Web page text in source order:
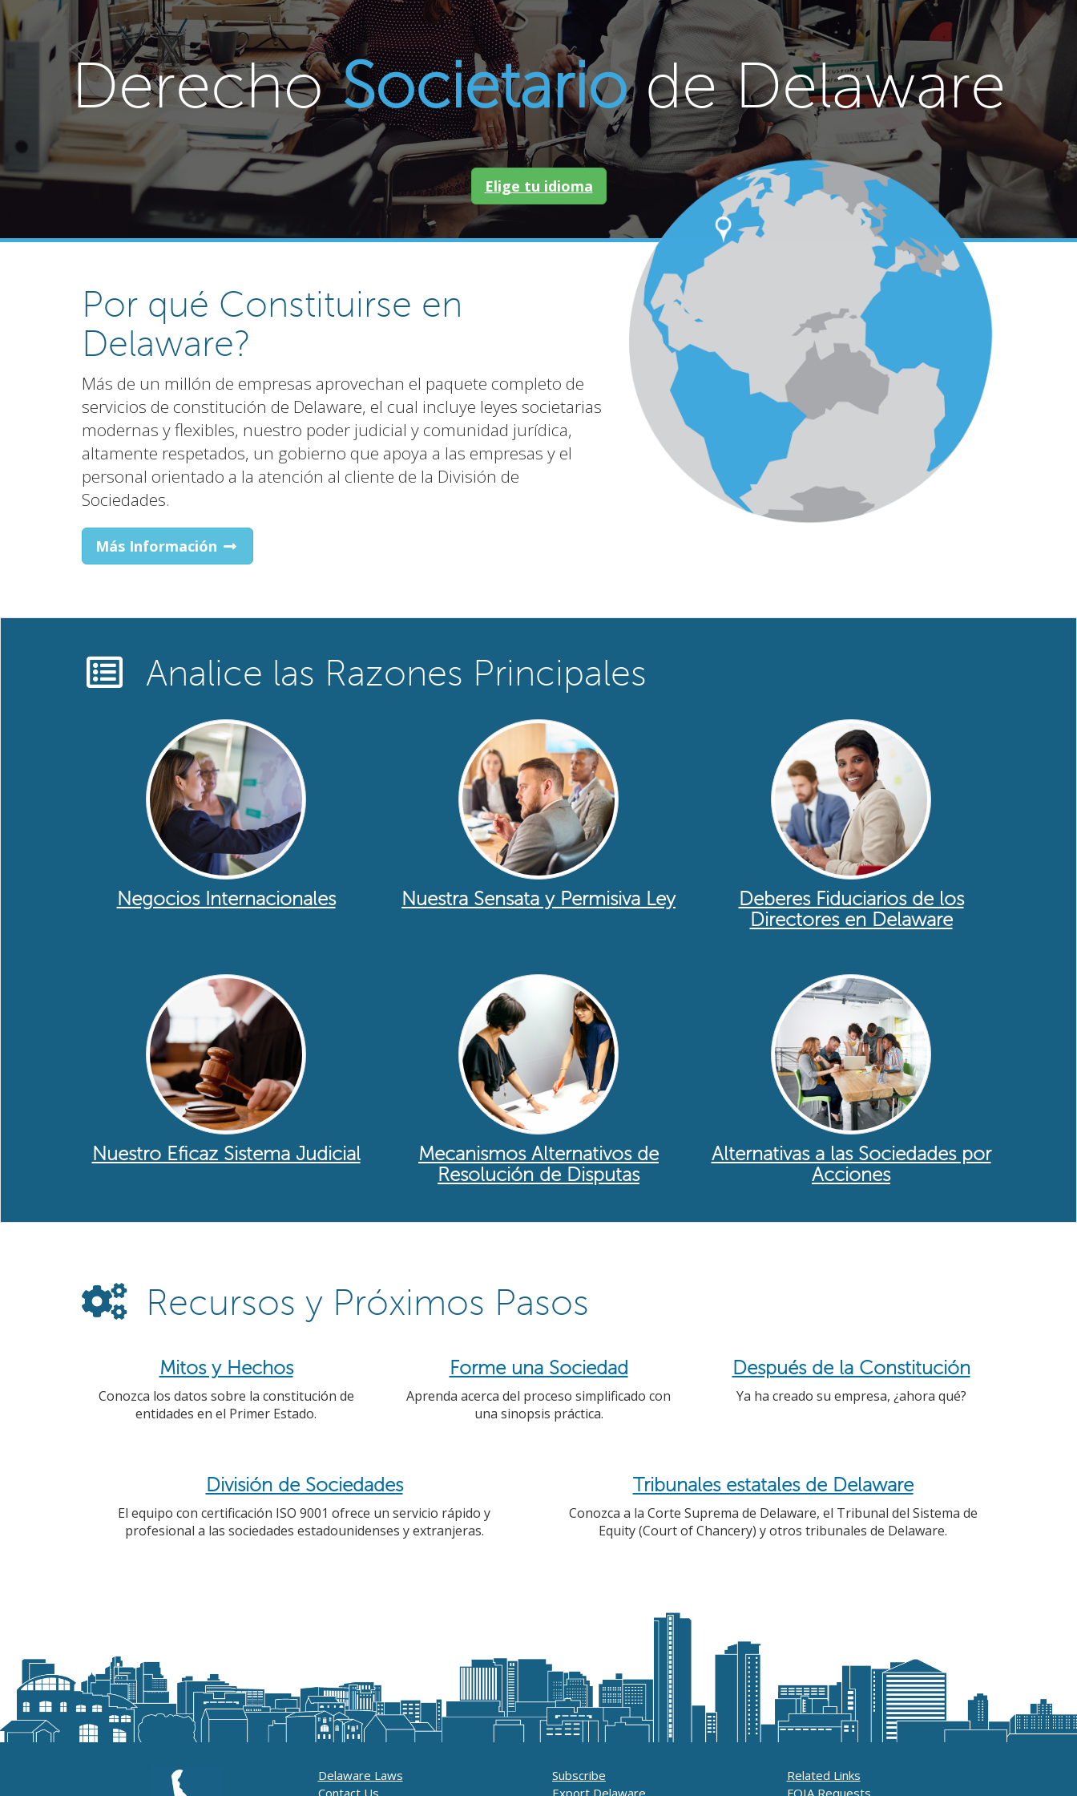
DerechoSocietariode Delaware
Elige tu idioma
Por qué Constituirse en
Delaware?
Más de un millón de empresas aprovechan el paquete completo de
servicios de constitución de Delaware, el cual incluye leyes societarias
modernas y flexibles, nuestro poder judicial y comunidad jurídica,
altamente respetados, un gobierno que apoya a las empresas y el
personal orientado a la atención al cliente de la División de
Sociedades.
Más Información
Analice las Razones Principales
Negocios Internacionales Nuestra Sensata y Permisiva Ley
Deberes Fiduciarios de los
Directores en Delaware
Nuestro Eficaz Sistema Judicial
Mecanismos Alternativos de
Resolución de Disputas
Alternativas a las Sociedades por
Acciones
Recursos y Próximos Pasos
Mitos y Hechos
Conozca los datos sobre la constitución de
entidades en el Primer Estado.
Forme una Sociedad
Aprenda acerca del proceso simplificado con
una sinopsis práctica.
Después de la Constitución
Ya ha creado su empresa, ¿ahora qué?
División de Sociedades
El equipo con certificación ISO 9001 ofrece un servicio rápido y
profesional a las sociedades estadounidenses y extranjeras.
Tribunales estatales de Delaware
Conozca a la Corte Suprema de Delaware, el Tribunal del Sistema de
Equity (Court of Chancery) y otros tribunales de Delaware.
Delaware Laws
Subscribe
Related Links